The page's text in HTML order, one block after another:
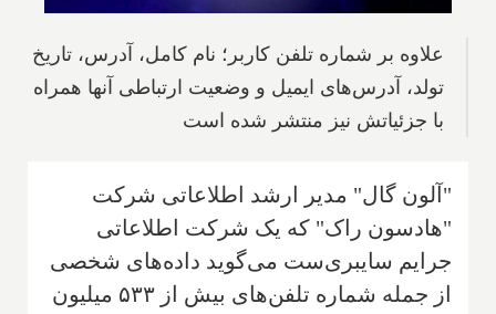
علاوه بر شماره تلفن کاربر؛ نام کامل، آدرس، تاریخ
تولد، آدرس‌های ایمیل و وضعیت ارتباطی آنها همراه
با جزئیاتش نیز منتشر شده است
"آلون گال" مدیر ارشد اطلاعاتی شرکت
"هادسون راک" که یک شرکت اطلاعاتی
جرایم سایبری‌ست می‌گوید داده‌های شخصی
از جمله شماره تلفن‌های بیش از ۵۳۳ میلیون